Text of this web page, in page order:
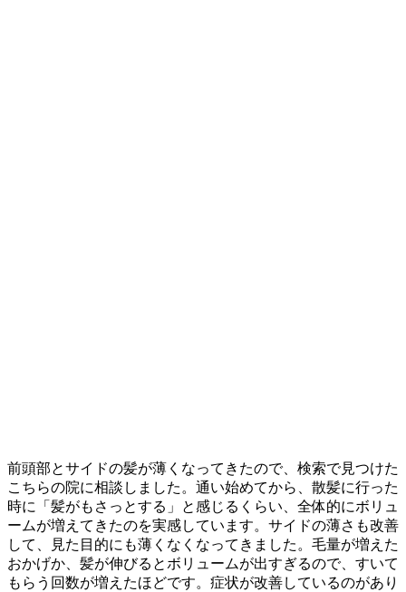
前頭部とサイドの髪が薄くなってきたので、検索で見つけた
こちらの院に相談しました。通い始めてから、散髪に行った
時に「髪がもさっとする」と感じるくらい、全体的にボリュ
ームが増えてきたのを実感しています。サイドの薄さも改善
して、見た目的にも薄くなくなってきました。毛量が増えた
おかげか、髪が伸びるとボリュームが出すぎるので、すいて
もらう回数が増えたほどです。症状が改善しているのがあり